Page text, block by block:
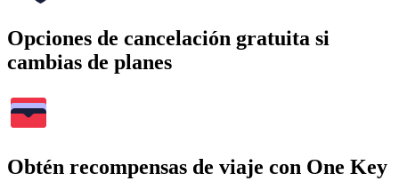
Opciones de cancelación gratuita si
cambias de planes
Obtén recompensas de viaje con One Key